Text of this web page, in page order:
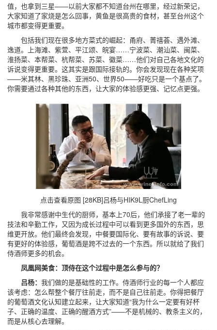
值，也拿到三星——以前大家都不知道台州在哪里，经过新荣记，
大家知道了家烧是怎么回事，黄鱼是很高贵的食材，甚至台州这个
城市都变得更重要。
包括我们现在很多地方菜式的崛起：甬府、菁禧荟、遇外滩、
逸道。上海滩、紫萱、平江颂、皖宴……宁波菜、潮汕菜、闽菜、
淮扬菜、本帮菜、杭帮菜、苏菜、徽菜……他们对自己各地文化的
诉说变得更重要。这其实是跟国际接轨的。你会发现现在各种奖项
——米其林、黑珍珠、亚洲50、世界50——好吃只是一个基点了。
你需要通过各种其他的东西，让大家的体验感更强、记忆点更强。
点击查看原图 [28KB]吕杨与HIK9L厨ChefLing
我非常感谢中生代的厨师，基本上70后，他们承接了老一辈的
技法和辛勤工作，又因为成长过程中可以看到更多国外的东西，思
维更开放。他们最终会发现，中餐要国际化、要有故事的诉说、要
有更好的体验感，葡萄酒是跨不过去的一个东西。所以就给了我们
侍酒师更多的机会。
凤凰网美食：顶侍在这个过程中是怎么参与的？
吕杨： 我们做的是基础性的工作。侍酒师行业的每一个人都应
该考虑：怎么帮整个餐厅往前走，而不是自己往前走。你得把餐厅
的葡萄酒文化认知建立起来，让大家知道“我为什么一定要有好杯
子、正确的温度、正确的醒酒方式”——不是机械的、教条主义的，
而是从核心去理解。